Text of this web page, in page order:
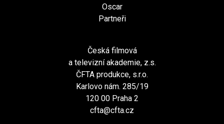
Oscar
Partneři
Česká filmová
a televizní akademie, z.s.
ČFTA produkce, s.r.o.
Karlovo nám. 285/19
120 00 Praha 2
cfta@cfta.cz